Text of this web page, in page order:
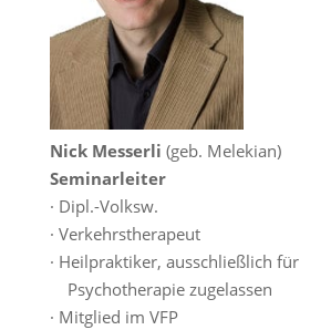
Nick Messerli (geb. Melekian)
Seminarleiter
· Dipl.-Volksw.
· Verkehrstherapeut
· Heilpraktiker, ausschließlich für
Psychotherapie zugelassen
· Mitglied im VFP